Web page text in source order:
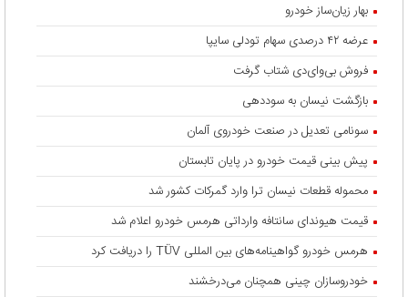
بهار زیان‌ساز خودرو
عرضه ۴۲ درصدی سهام تودلی سایپا
فروش بی‌وای‌دی شتاب گرفت
بازگشت نیسان به سوددهی
سونامی تعدیل در صنعت خودروی آلمان
پیش بینی قیمت خودرو در پایان تابستان
محموله قطعات نیسان ترا وارد گمرکات کشور شد
قیمت هیوندای سانتافه وارداتی هرمس خودرو اعلام شد
هرمس خودرو گواهینامه‌های بین المللی TÜV را دریافت کرد
خودروسازان چینی همچنان می‌درخشند